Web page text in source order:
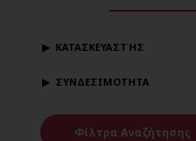
ΚΑΤΑΣΚΕΥΑΣΤΉΣ
ΣΥΝΔΕΣΙΜΟΤΗΤΑ
Φίλτρα Αναζήτησης